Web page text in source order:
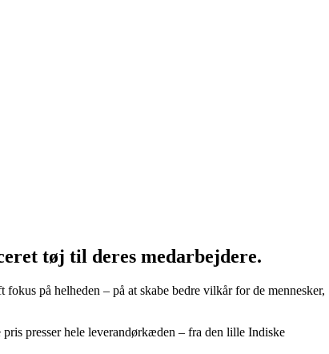
tøj til deres medarbejdere.
på helheden – på at skabe bedre vilkår for de mennesker,
presser hele leverandørkæden – fra den lille Indiske